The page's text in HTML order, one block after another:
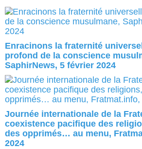
Enracinons la fraternité
profond de la conscience
SaphirNews, 5 février 2024
Journée internationale de la
coexistence pacifique des
des opprimés… au menu,
2024